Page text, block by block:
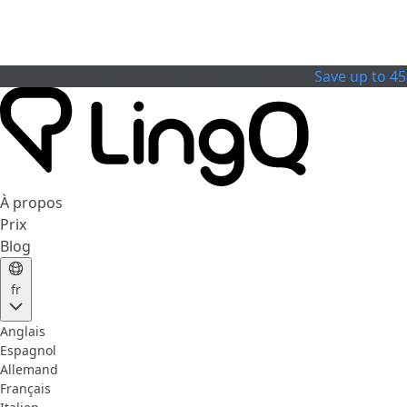
Save up to
À propos
Prix
Blog
fr
Anglais
Espagnol
Allemand
Français